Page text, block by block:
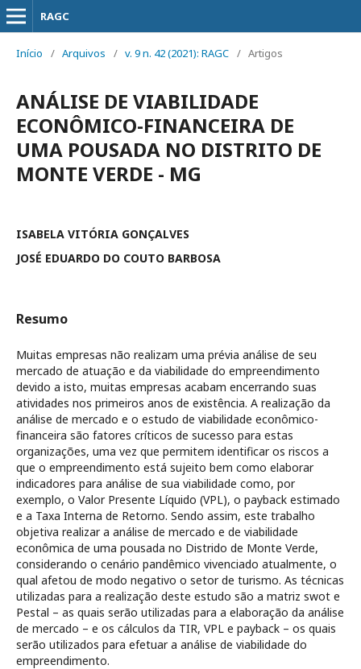
RAGC
Início / Arquivos / v. 9 n. 42 (2021): RAGC / Artigos
ANÁLISE DE VIABILIDADE
ECONÔMICO-FINANCEIRA DE
UMA POUSADA NO DISTRITO DE
MONTE VERDE - MG
ISABELA VITÓRIA GONÇALVES
JOSÉ EDUARDO DO COUTO BARBOSA
Resumo
Muitas empresas não realizam uma prévia análise de seu
mercado de atuação e da viabilidade do empreendimento
devido a isto, muitas empresas acabam encerrando suas
atividades nos primeiros anos de existência. A realização da
análise de mercado e o estudo de viabilidade econômico-
financeira são fatores críticos de sucesso para estas
organizações, uma vez que permitem identificar os riscos a
que o empreendimento está sujeito bem como elaborar
indicadores para análise de sua viabilidade como, por
exemplo, o Valor Presente Líquido (VPL), o payback estimado
e a Taxa Interna de Retorno. Sendo assim, este trabalho
objetiva realizar a análise de mercado e de viabilidade
econômica de uma pousada no Distrido de Monte Verde,
considerando o cenário pandêmico vivenciado atualmente, o
qual afetou de modo negativo o setor de turismo. As técnicas
utilizadas para a realização deste estudo são a matriz swot e
Pestal – as quais serão utilizadas para a elaboração da análise
de mercado – e os cálculos da TIR, VPL e payback – os quais
serão utilizados para efetuar a análise de viabilidade do
empreendimento.